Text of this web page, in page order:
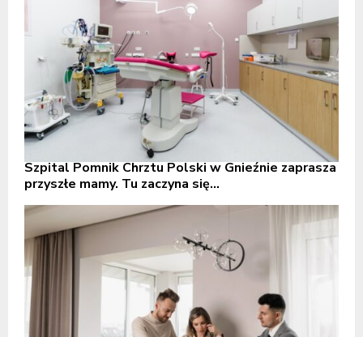
Szpital Pomnik Chrztu Polski w Gnieźnie zaprasza
przyszłe mamy. Tu zaczyna się...